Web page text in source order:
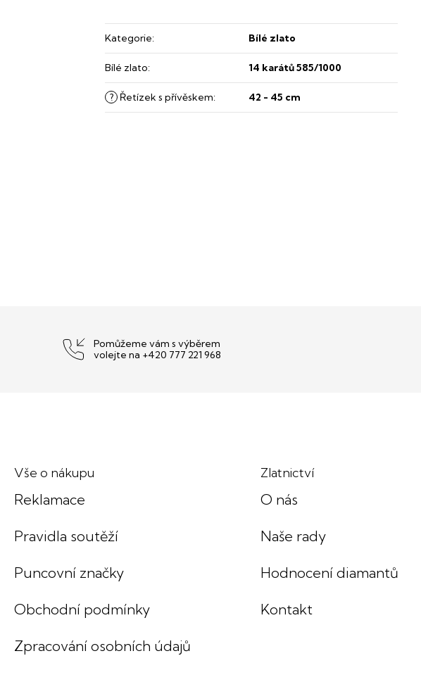
Kategorie: Bílé zlato
Bílé zlato: 14 karátů 585/1000
? Řetízek s přívěskem: 42 - 45 cm
Pomůžeme vám s výběrem
volejte na +420 777 221 968
Vše o nákupu
Reklamace
Pravidla soutěží
Puncovní značky
Obchodní podmínky
Zpracování osobních údajů
Zlatnictví
O nás
Naše rady
Hodnocení diamantů
Kontakt